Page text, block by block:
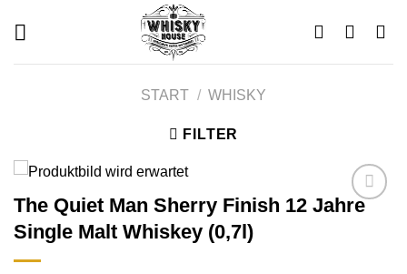
START / WHISKY
FILTER
The Quiet Man Sherry Finish 12 Jahre
Single Malt Whiskey (0,7l)